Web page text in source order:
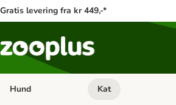
Gratis levering fra kr 449,-*
Hund Åben kategori menu:
Kat